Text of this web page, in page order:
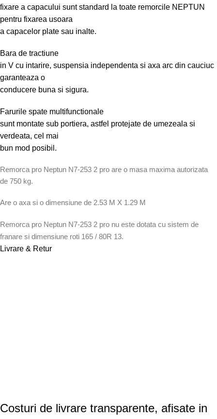
fixare a capacului sunt standard la toate remorcile NEPTUN
pentru fixarea usoara
a capacelor plate sau inalte.
Bara de tractiune
in V cu intarire, suspensia independenta si axa arc din cauciuc
garanteaza o
conducere buna si sigura.
Farurile spate multifunctionale
sunt montate sub portiera, astfel protejate de umezeala si
verdeata, cel mai
bun mod posibil.
Remorca pro Neptun N7-253 2 pro are o masa maxima autorizata
de 750 kg.
Are o axa si o dimensiune de 2.53 M X 1.29 M
Remorca pro Neptun N7-253 2 pro nu este dotata cu sistem de
franare si dimensiune roti 165 / 80R 13.
Livrare & Retur
Costuri de livrare transparente, afisate in